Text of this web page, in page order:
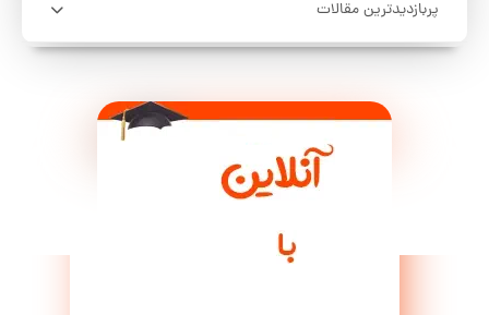
پربازدیدترین مقالات